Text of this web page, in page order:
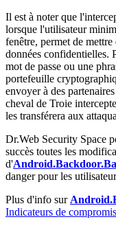
Il est à noter que
lorsque l'utilisateur
fenêtre, permet de
données confidentielles.
mot de passe ou une
portefeuille
envoyer à des
cheval de Troie
les transférera aux
Dr.Web Security Space
succès toutes les
d'
danger pour les
Plus d'info sur
Indicateurs de